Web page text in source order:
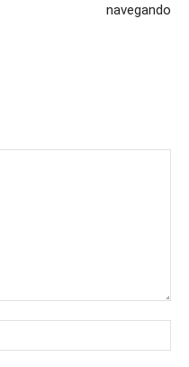
navegando